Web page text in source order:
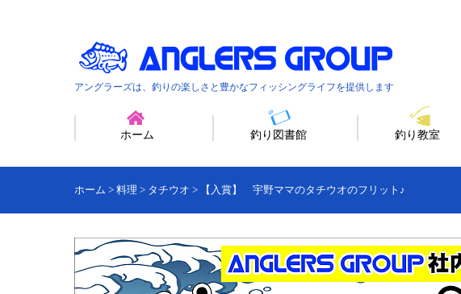
アングラーズは、釣りの楽しさと豊かなフィッシングライフを提供します
ホーム 釣り図書館 釣り教室
ホーム > 料理 > タチウオ > 【入賞】 宇野ママのタチウオのフリット♪